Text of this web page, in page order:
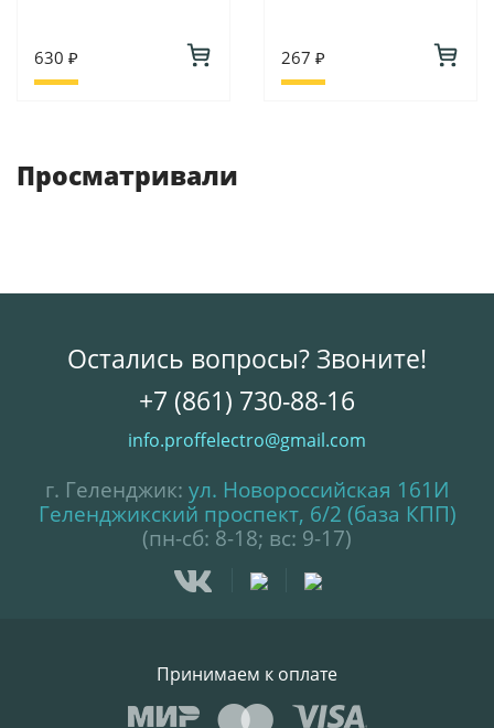
630 ₽ 267 ₽
Просматривали
Остались вопросы? Звоните!
+7 (861) 730-88-16
info.proffelectro@gmail.com
г. Геленджик: ул. Новороссийская 161И
Геленджикский проспект, 6/2 (база КПП)
(пн-сб: 8-18; вс: 9-17)
Принимаем к оплате